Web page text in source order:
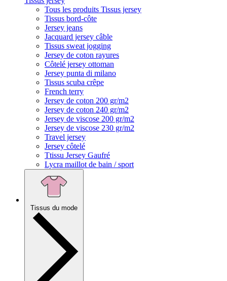
Tous les produits Tissus jersey
Tissus bord-côte
Jersey jeans
Jacquard jersey câble
Tissus sweat jogging
Jersey de coton rayures
Côtelé jersey ottoman
Jersey punta di milano
Tissus scuba crêpe
French terry
Jersey de coton 200 gr/m2
Jersey de coton 240 gr/m2
Jersey de viscose 200 gr/m2
Jersey de viscose 230 gr/m2
Travel jersey
Jersey côtelé
Ttissu Jersey Gaufré
Lycra maillot de bain / sport
Tissus du mode